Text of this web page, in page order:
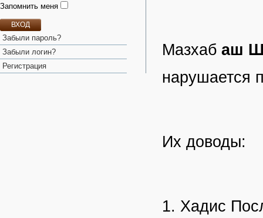
Запомнить меня
ВХОД
Забыли пароль?
Забыли логин?
Регистрация
Мазхаб аш
нарушается
Их доводы:
1. Хадис